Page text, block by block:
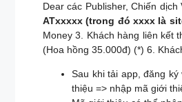
Dear các Publisher, Chiến
ATxxxxx (trong đó xxxx là
Money 3. Khách hàng liên kết
(Hoa hồng 35.000đ) (*) 6.
Sau khi tải app, đăng
thiệu => nhập mã giới